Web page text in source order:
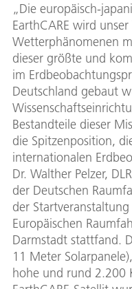
„Die europäisch-
EarthCARE wird
Wetterphänomenen
dieser größte und
im
Deutschland gebaut
Bestandteile dieser
die Spitzenposition,
internationalen
Dr. Walther Pelzer,
der Deutschen
der
Europäischen
Darmstadt stattfand.
11 Meter
hohe und rund 2.200